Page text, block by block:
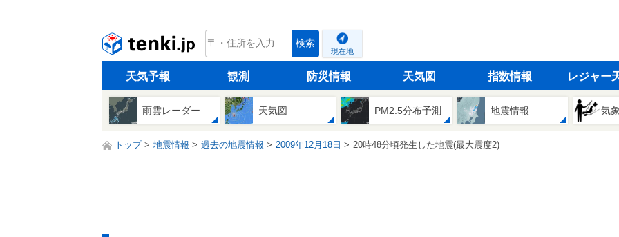
tenki.jp 検索
現在地
天気予報 観測 防災情報 天気図 指数情報 レジャー
雨雲レーダー 天気図 PM2.5分布予測 地震情報 気
トップ 地震情報 過去の地震情報 2009年12月18日 20時48分頃発生した地震(最大震度2)